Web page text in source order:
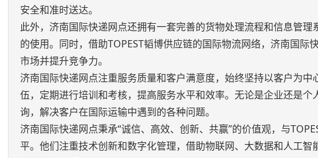
安全和准时送达。
此外，济南国际快递网点还拥有一套完善的货物处理流程和信息管
的使用。同时，借助TOPEST韬博供应链的国际物流网络，济南国
市场并提升竞争力。
济南国际快递网点注重服务质量和客户满意度，始终坚持以客户为
伍，定期进行培训和考核，提高服务水平和效率。无论是企业还是
询，解决客户在国际运输中遇到的各种问题。
济南国际快递网点秉承“诚信、高效、创新、共赢”的价值观，与
平。他们注重技术创新和数字化管理，借助物联网、大数据和人工